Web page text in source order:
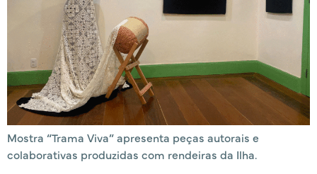
Mostra “Trama Viva” apresenta peças autorais e
colaborativas produzidas com rendeiras da Ilha.